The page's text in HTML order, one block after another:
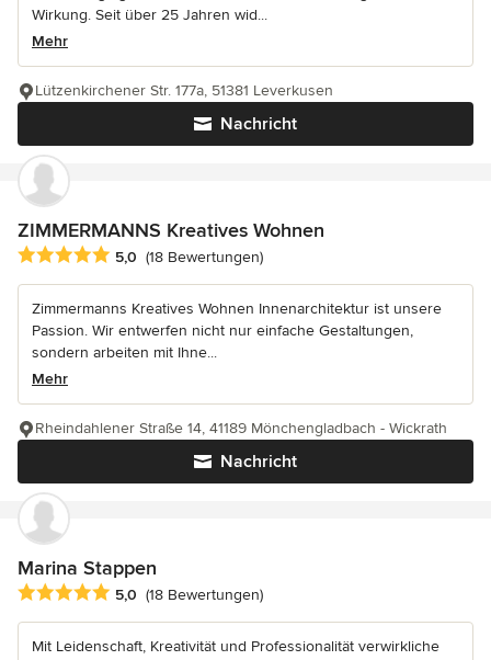
Wirkung. Seit über 25 Jahren wid...
Mehr
Nachricht
Lützenkirchener Str. 177a, 51381 Leverkusen
ZIMMERMANNS Kreatives Wohnen
Durchschnittliche Bewertung: 5 von 5 Sternen
5,0 (18 Bewertungen)
Zimmermanns Kreatives Wohnen Innenarchitektur ist unsere
Passion. Wir entwerfen nicht nur einfache Gestaltungen,
sondern arbeiten mit Ihne...
Mehr
Nachricht
Rheindahlener Straße 14, 41189 Mönchengladbach - Wickrath
Marina Stappen
Durchschnittliche Bewertung: 5 von 5 Sternen
5,0 (18 Bewertungen)
Mit Leidenschaft, Kreativität und Professionalität verwirkliche